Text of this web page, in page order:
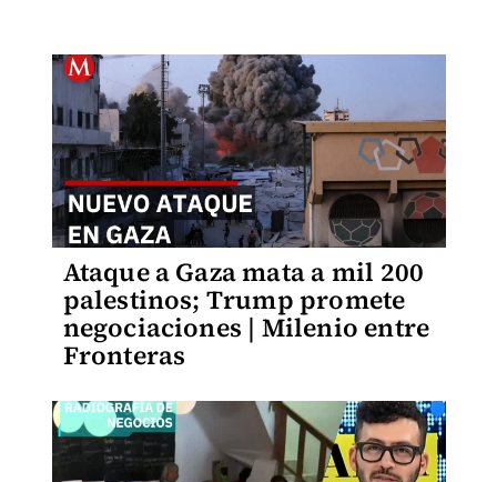
Ataque a Gaza mata a mil 200
palestinos; Trump promete
negociaciones | Milenio entre
Fronteras